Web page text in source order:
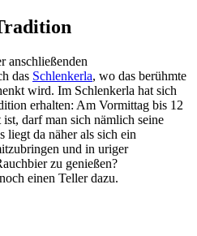
anschließenden
das Schlenkerla, wo das berühmte
wird. Im Schlenkerla hat sich
erhalten: Am Vormittag bis 12
darf man sich nämlich seine
liegt da näher als sich ein
und in uriger
zu genießen?
einen Teller dazu.